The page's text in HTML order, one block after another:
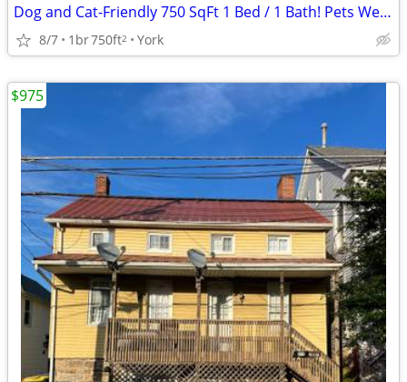
Dog and Cat-Friendly 750 SqFt 1 Bed / 1 Bath! Pets Welcome Here!
8/7 1br750ft2 York
$975